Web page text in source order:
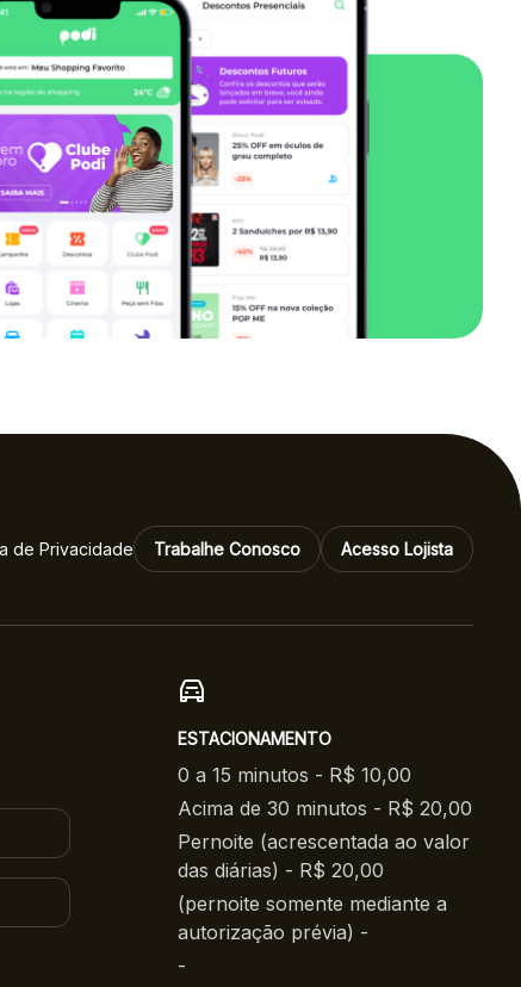
de Privacidade Trabalhe Conosco Acesso Lojista
ESTACIONAMENTO
0 a 15 minutos - R$ 10,00
Acima de 30 minutos - R$ 20,00
Pernoite (acrescentada ao valor
das diárias) - R$ 20,00
(pernoite somente mediante a
autorização prévia) -
-